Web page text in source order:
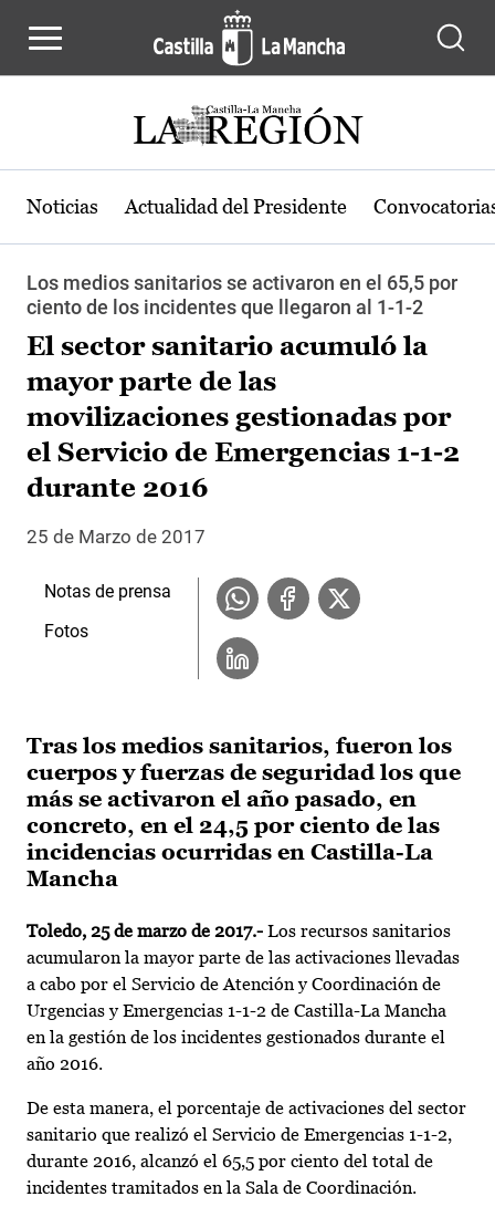
Noticias Actualidad del Presidente
Los medios sanitarios se activaron en el 65,5 por
ciento de los incidentes que llegaron al 1-1-2
El sector sanitario acumuló la
mayor parte de las
movilizaciones gestionadas por
el Servicio de Emergencias 1-1-2
durante 2016
25 de Marzo de 2017
Tras los medios sanitarios, fueron los
cuerpos y fuerzas de seguridad los que
más se activaron el año pasado, en
concreto, en el 24,5 por ciento de las
incidencias ocurridas en Castilla-La
Mancha
Toledo, 25 de marzo de 2017.- Los recursos sanitarios
acumularon la mayor parte de las activaciones llevadas
a cabo por el Servicio de Atención y Coordinación de
Urgencias y Emergencias 1-1-2 de Castilla-La Mancha
en la gestión de los incidentes gestionados durante el
año 2016.
De esta manera, el porcentaje de activaciones del sector
sanitario que realizó el Servicio de Emergencias 1-1-2,
durante 2016, alcanzó el 65,5 por ciento del total de
incidentes tramitados en la Sala de Coordinación.
Notas de prensa
Fotos